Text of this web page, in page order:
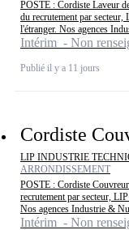
POSTE : Cordiste Laveur
du recrutement par secteur,
l'étranger. Nos agences
Intérim - Non
Publié il y a 11 jours
Cordiste
LIP INDUSTRIE
ARRONDISSEMENT
POSTE : Cordiste
recrutement par secteur,
Nos agences Industrie &
Intérim - Non